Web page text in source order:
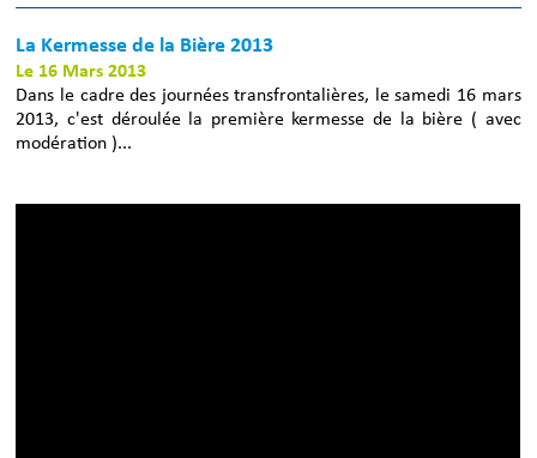
La Kermesse de la Bière 2013
Le 16 Mars 2013
Dans le cadre des journées transfrontalières, le samedi 16 mars
2013, c'est déroulée la première kermesse de la bière ( avec
modération )...